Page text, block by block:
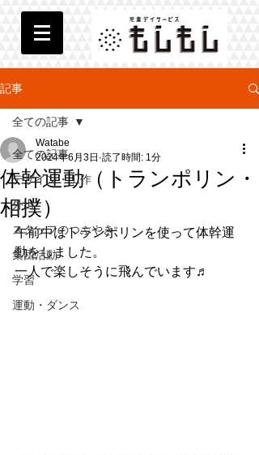
記事
全ての記事
デザイン・工作
外出
スタッフのつぶやき
集団活動
学習
運動・ダンス
全ての記事
体幹運動（トランポリン・
相撲）
Watabe
2024年6月3日 読了時間: 1分
午前中はトランポリンを使って体幹運
動をしました。
一人で楽しそうに飛んでいます♬